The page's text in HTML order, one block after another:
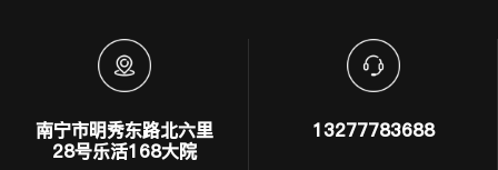
南宁市明秀东路北六里
28号乐活168大院
13277783688